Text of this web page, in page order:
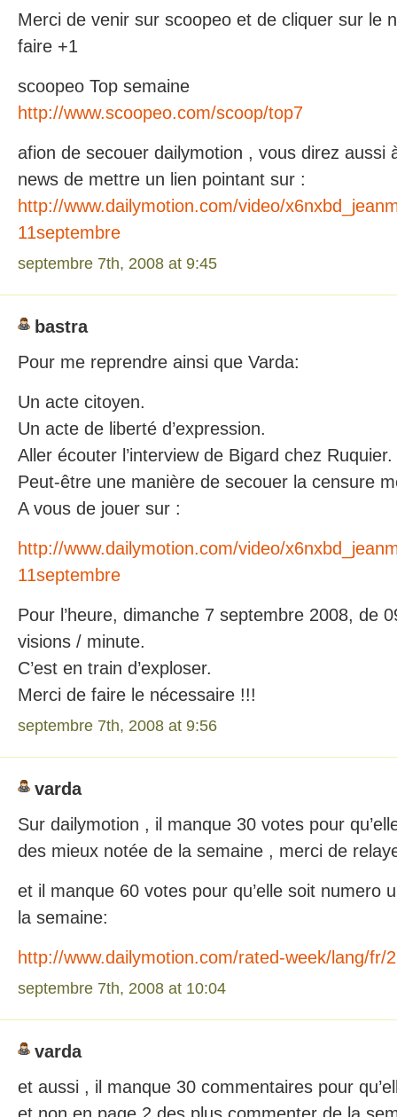
Merci de venir sur scoopeo et de cliquer sur le
faire +1
scoopeo Top semaine
http://www.scoopeo.com/scoop/top7
afion de secouer dailymotion , vous direz aussi
news de mettre un lien pointant sur :
http://www.dailymotion.com/video/
11septembre
septembre 7th, 2008 at 9:45
bastra
Pour me reprendre ainsi que Varda:
Un acte citoyen.
Un acte de liberté d’expression.
Aller écouter l’interview de Bigard chez Ruquier.
Peut-être une manière de secouer la censure
A vous de jouer sur :
http://www.dailymotion.com/video/
11septembre
Pour l’heure, dimanche 7 septembre 2008, de
visions / minute.
C’est en train d’exploser.
Merci de faire le nécessaire !!!
septembre 7th, 2008 at 9:56
varda
Sur dailymotion , il manque 30 votes pour
des mieux notée de la semaine , merci de
et il manque 60 votes pour qu’elle soit numero
la semaine:
http://www.dailymotion.com/rated-week/lang/fr/2
septembre 7th, 2008 at 10:04
varda
et aussi , il manque 30 commentaires pour